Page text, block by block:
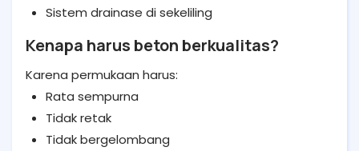
Sistem drainase di sekeliling
Kenapa harus beton berkualitas?
Karena permukaan harus:
Rata sempurna
Tidak retak
Tidak bergelombang